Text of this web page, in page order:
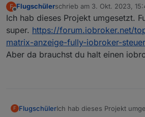
F
Offline
Flugschülerschrieb am 3. Okt. 2023,
zuletzt editiert von
Ich hab dieses Projekt umgesetzt.
super. https://forum.iobroker.net/
matrix-anzeige-fully-iobroker-
Aber da brauchst du halt einen
F FlugschülerIch hab dieses Projekt